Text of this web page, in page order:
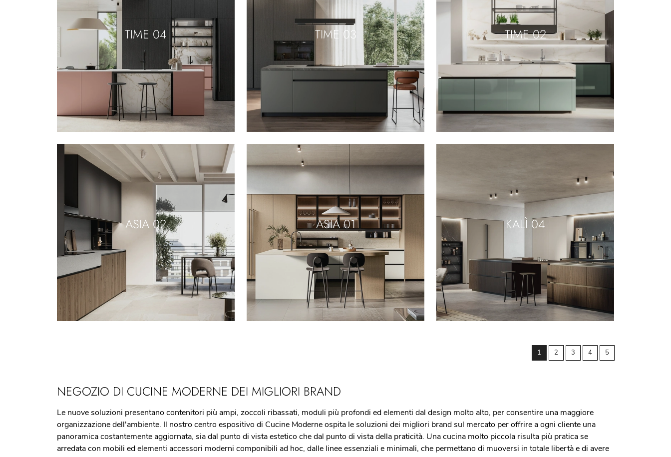
TIME 04 TIME 03 TIME 02
ASIA 02 ASIA 01 KALÌ 04
1 2 3 4 5
NEGOZIO DI CUCINE MODERNE DEI MIGLIORI BRAND
Le nuove soluzioni presentano contenitori più ampi, zoccoli ribassati, moduli più profondi ed elementi dal design molto alto, per consentire una maggiore
organizzazione dell'ambiente. Il nostro centro espositivo di Cucine Moderne ospita le soluzioni dei migliori brand sul mercato per offrire a ogni cliente una
panoramica costantemente aggiornata, sia dal punto di vista estetico che dal punto di vista della praticità. Una cucina molto piccola risulta più pratica se
arredata con mobili ed elementi accessori moderni componibili ad hoc, dalle linee essenziali e minimali, che permettano di muoversi in totale libertà e di avere